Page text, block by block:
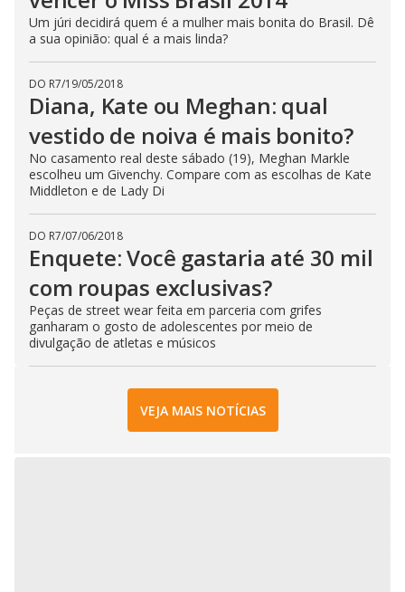
Um júri decidirá quem é a mulher mais bonita do Brasil. Dê
a sua opinião: qual é a mais linda?
DO R7/19/05/2018
Diana, Kate ou Meghan: qual
vestido de noiva é mais bonito?
No casamento real deste sábado (19), Meghan Markle
escolheu um Givenchy. Compare com as escolhas de Kate
Middleton e de Lady Di
DO R7/07/06/2018
Enquete: Você gastaria até 30 mil
com roupas exclusivas?
Peças de street wear feita em parceria com grifes
ganharam o gosto de adolescentes por meio de
divulgação de atletas e músicos
VEJA MAIS NOTÍCIAS